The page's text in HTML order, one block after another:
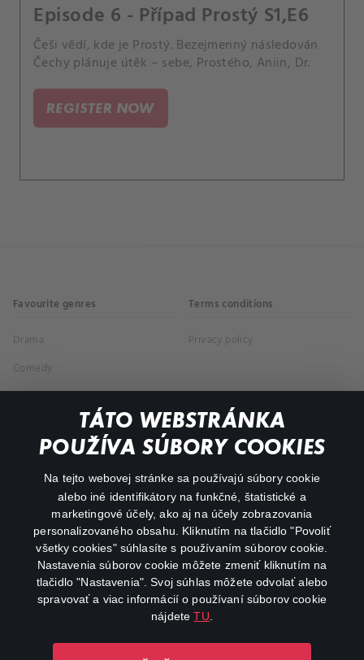
TÁTO WEBSTRÁNKA
POUŽÍVA SÚBORY COOKIES
Na tejto webovej stránke sa používajú súbory cookie
alebo iné identifikátory na funkčné, štatistické a
marketingové účely, ako aj na účely zobrazovania
personalizovaného obsahu. Kliknutím na tlačidlo "Povoliť
všetky cookies" súhlasíte s používaním súborov cookie.
Nastavenia súborov cookie môžete zmeniť kliknutím na
tlačidlo "Nastavenia". Svoj súhlas môžete odvolať alebo
spravovať a viac informácií o používaní súborov cookie
nájdeteTU
Episode 6 - Případ Prostý S1,E6
Češi vědí, kde je Prostý. Bezejmenný následován
Čechy plánuje útěk – sebe, Prostého, Aniin, Dr.
REGISTER NOW
Favourite genres
Drama
Comedy
Terms conditions
Privacy policy
My profile
Important links